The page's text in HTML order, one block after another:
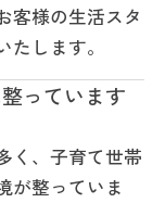
客様の生活スタ
します。
っています
く、子育て世帯
が整っていま